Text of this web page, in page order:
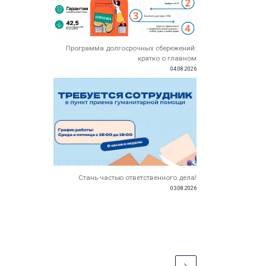
Программа долгосрочных сбережений:
кратко о главном
04.08.2026
Стань частью ответственного дела!
03.08.2026